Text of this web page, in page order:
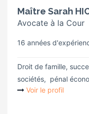
Maître Sarah
Avocate à la Cour
16 années
Droit de famille,
sociétés, pénal
Voir le profil